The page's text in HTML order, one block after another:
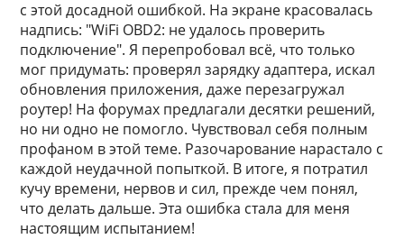
с этой досадной ошибкой. На экране красовалась
надпись: "WiFi OBD2: не удалось проверить
подключение". Я перепробовал всё, что только
мог придумать: проверял зарядку адаптера, искал
обновления приложения, даже перезагружал
роутер! На форумах предлагали десятки решений,
но ни одно не помогло. Чувствовал себя полным
профаном в этой теме. Разочарование нарастало с
каждой неудачной попыткой. В итоге, я потратил
кучу времени, нервов и сил, прежде чем понял,
что делать дальше. Эта ошибка стала для меня
настоящим испытанием!